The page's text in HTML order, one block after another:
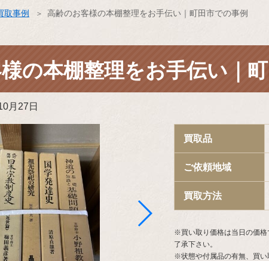
取事例 高齢のお客様の本棚整理をお手伝い｜町田市での事例
の本棚整理をお手伝い｜
月27日
買取品
ご依頼地域
買取方法
※買い取り価格は当日の価格
了承下さい。
※状態や付属品の有無、買い